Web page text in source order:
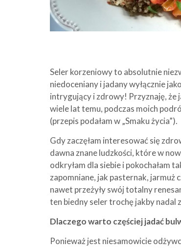
Seler korzeniowy to absolutnie
niedoceniany i jadany wyłącznie
intrygujący i zdrowy! Przyznaję, że
wiele lat temu, podczas moich
(przepis podałam w „Smaku życia”).
Gdy zaczęłam interesować się
dawna znane ludzkości, które w
odkryłam dla siebie i pokochałam
zapomniane, jak pasternak, jarmuż
nawet przeżyły swój totalny
ten biedny seler trochę jakby nadal
Dlaczego warto częściej jadać
Ponieważ jest niesamowicie